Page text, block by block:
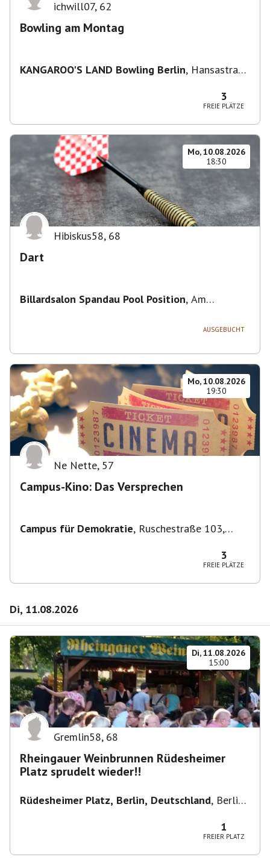
ichwill07, 62
Bowling am Montag
KANGAROO'S LAND Bowling Berlin, Hansastraße
3
FREIE PLÄTZE
Mo, 10.08.2026
18:30
Hibiskus58, 68
Dart
Billardsalon Spandau Pool Position, Am
AUSGEBUCHT
Mo, 10.08.2026
19:30
Ne Nette, 57
Campus-Kino: Das Versprechen
Campus für Demokratie, Ruschestraße 103,
3
FREIE PLÄTZE
Di, 11.08.2026
Di, 11.08.2026
15:00
Gremlin58, 68
Rheingauer Weinbrunnen Rüdesheimer
Platz sprudelt wieder!!
Rüdesheimer Platz, Berlin, Deutschland, Berlin-
1
FREIER PLATZ